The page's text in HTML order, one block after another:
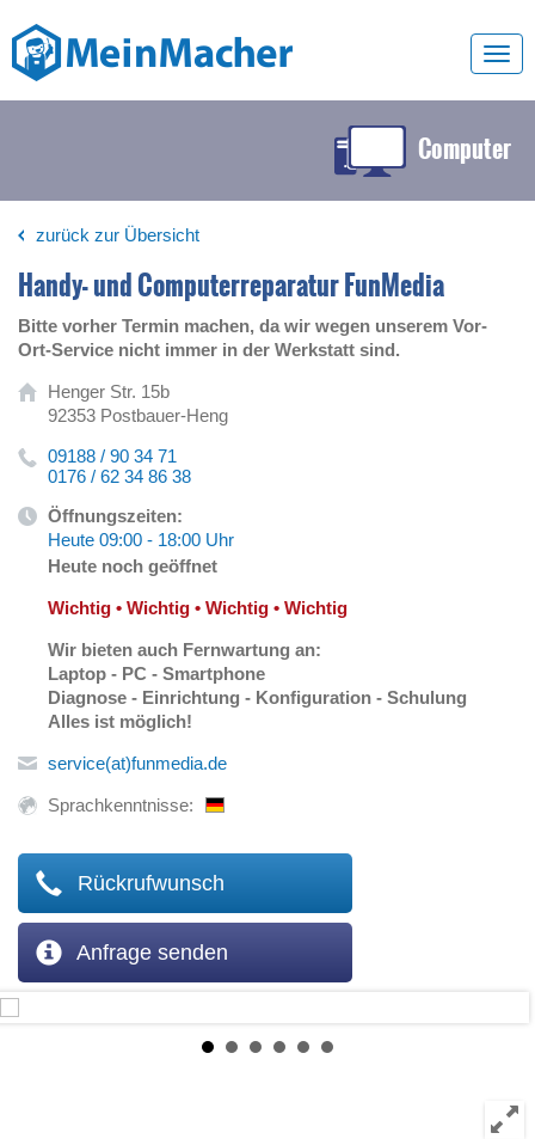
Computer
zurück zur Übersicht
Handy- und Computerreparatur FunMedia
Bitte vorher Termin machen, da wir wegen unserem Vor-
Ort-Service nicht immer in der Werkstatt sind.
Henger Str. 15b
92353 Postbauer-Heng
09188 / 90 34 71
0176 / 62 34 86 38
Öffnungszeiten:
Heute 09:00 - 18:00 Uhr
Heute noch geöffnet
Wichtig • Wichtig • Wichtig • Wichtig
Wir bieten auch Fernwartung an:
Laptop - PC - Smartphone
Diagnose - Einrichtung - Konfiguration - Schulung
Alles ist möglich!
service(at)funmedia.de
Sprachkenntnisse:
Rückrufwunsch
Anfrage senden